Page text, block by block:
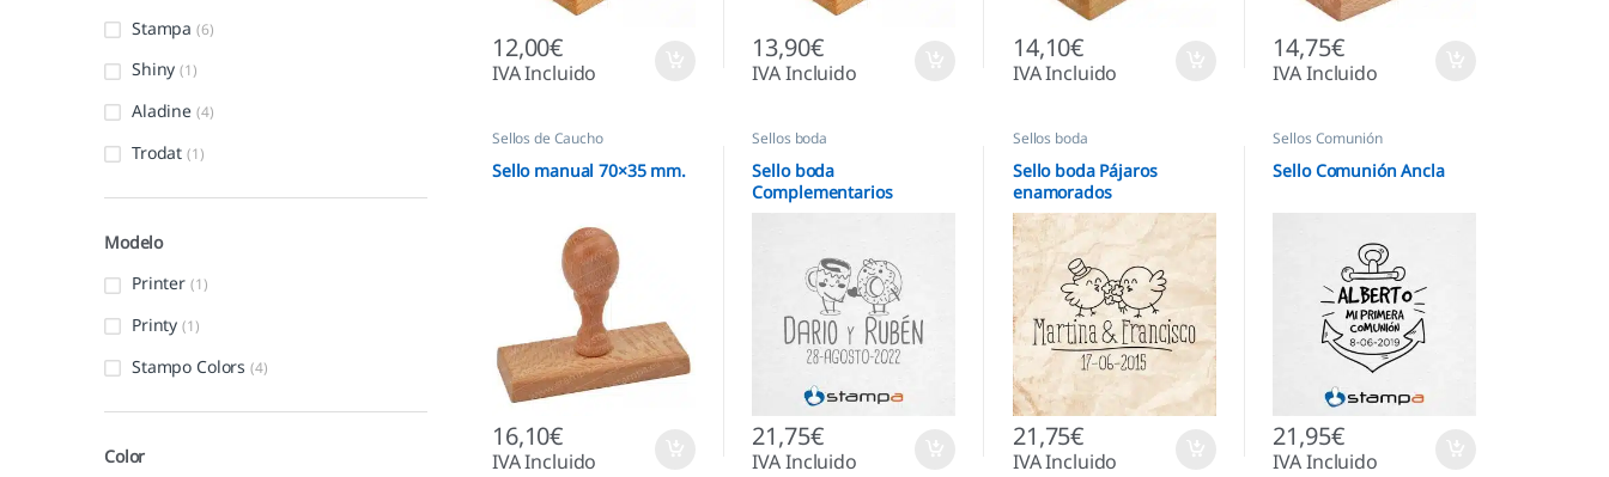
12,00€
IVA Incluido
13,90€
IVA Incluido
14,10€
IVA Incluido
14,75€
IVA Incluido
Sellos de Caucho
Sello manual 70×35 mm.
16,10€
IVA Incluido
Sellos boda
Sello boda
Complementarios
21,75€
IVA Incluido
Sellos boda
Sello boda Pájaros
enamorados
21,75€
IVA Incluido
Sellos Comunión
Sello Comunión Ancla
21,95€
IVA Incluido
Stampa (6)
Shiny (1)
Aladine (4)
Trodat (1)
Modelo
Printer (1)
Printy (1)
Stampo Colors (4)
Color